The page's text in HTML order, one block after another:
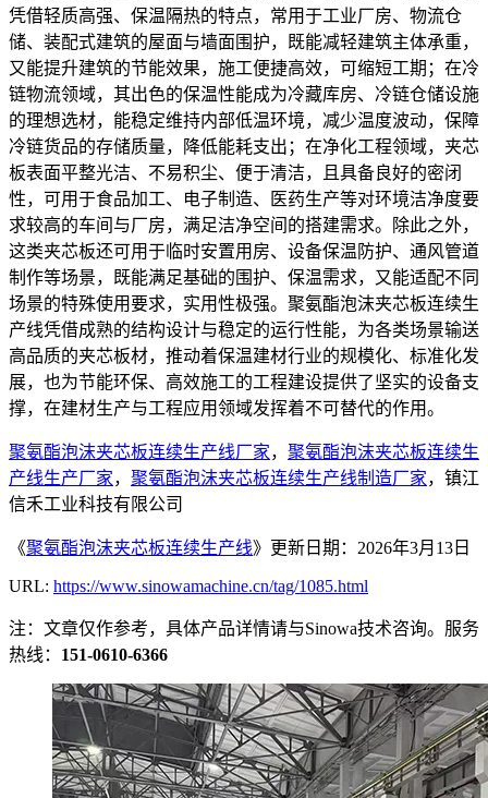
凭借轻质高强、保温隔热的特点，常用于工业厂房、物流仓
储、装配式建筑的屋面与墙面围护，既能减轻建筑主体承重，
又能提升建筑的节能效果，施工便捷高效，可缩短工期；在冷
链物流领域，其出色的保温性能成为冷藏库房、冷链仓储设施
的理想选材，能稳定维持内部低温环境，减少温度波动，保障
冷链货品的存储质量，降低能耗支出；在净化工程领域，夹芯
板表面平整光洁、不易积尘、便于清洁，且具备良好的密闭
性，可用于食品加工、电子制造、医药生产等对环境洁净度要
求较高的车间与厂房，满足洁净空间的搭建需求。除此之外，
这类夹芯板还可用于临时安置用房、设备保温防护、通风管道
制作等场景，既能满足基础的围护、保温需求，又能适配不同
场景的特殊使用要求，实用性极强。聚氨酯泡沫夹芯板连续生
产线凭借成熟的结构设计与稳定的运行性能，为各类场景输送
高品质的夹芯板材，推动着保温建材行业的规模化、标准化发
展，也为节能环保、高效施工的工程建设提供了坚实的设备支
撑，在建材生产与工程应用领域发挥着不可替代的作用。
聚氨酯泡沫夹芯板连续生产线厂家， 聚氨酯泡沫夹芯板连续生
产线生产厂家， 聚氨酯泡沫夹芯板连续生产线制造厂家，镇江
信禾工业科技有限公司
《聚氨酯泡沫夹芯板连续生产线》更新日期：2026年3月13日
URL: https://www.sinowamachine.cn/tag/1085.html
注：文章仅作参考，具体产品详情请与Sinowa技术咨询。服务
热线： 151-0610-6366